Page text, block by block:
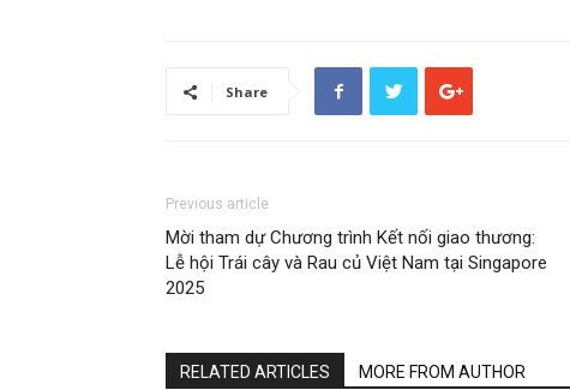
Share
Previous article
Mời tham dự Chương trình Kết nối giao thương:
Lễ hội Trái cây và Rau củ Việt Nam tại Singapore
2025
RELATED ARTICLES MORE FROM AUTHOR